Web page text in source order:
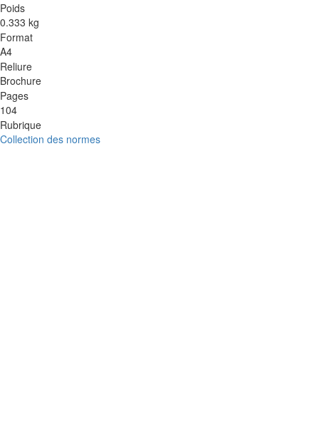
Poids
0.333 kg
Format
A4
Reliure
Brochure
Pages
104
Rubrique
Collection des normes